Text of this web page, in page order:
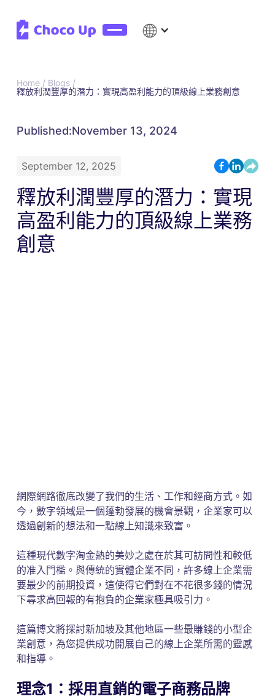
Home / Blogs /
釋放利潤豐厚的潛力：實現高盈利能力的頂級線上業務創意
Published:November 13, 2024
September 12, 2025
釋放利潤豐厚的潛力：實現
高盈利能力的頂級線上業務
創意
網際網路徹底改變了我們的生活、工作和經商方式。如
今，數字領域是一個蓬勃發展的機會景觀，企業家可以
透過創新的想法和一點線上知識來致富。
這種現代數字淘金熱的美妙之處在於其可訪問性和較低
的准入門檻。與傳統的實體企業不同，許多線上企業需
要最少的前期投資，這使得它們對在不花很多錢的情況
下尋求高回報的有抱負的企業家極具吸引力。
這篇博文將探討新加坡及其他地區一些最賺錢的小型企
業創意，為您提供成功開展自己的線上企業所需的靈感
和指導。
理念1：採用直銷的電子商務品牌